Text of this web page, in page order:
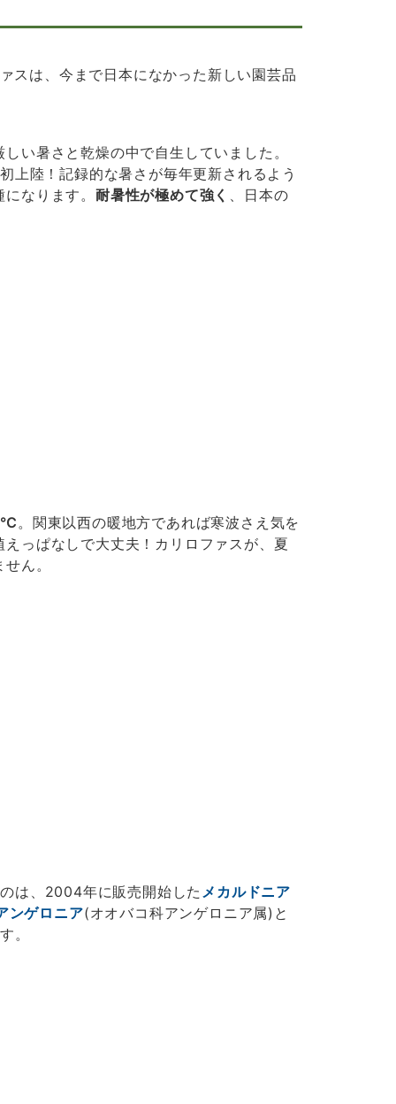
スは、今まで日本になかった新しい園芸品
い暑さと乾燥の中で自生していました。
上陸！記録的な暑さが毎年更新されるよう
になります。耐暑性が極めて強く 、日本の
。関東以西の暖地方であれば寒波さえ気を
っぱなしで大丈夫！カリロファスが、夏
ん。
は、2004年に販売開始した メカルドニア
ンゲロニア(オオバコ科アンゲロニア属)と
。